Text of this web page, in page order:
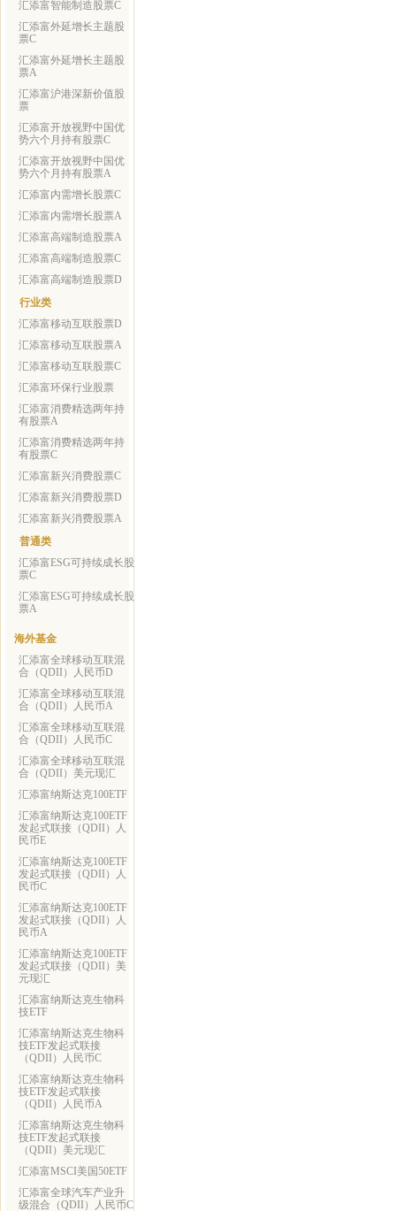
汇添富智能制造股票C
汇添富外延增长主题股
票C
汇添富外延增长主题股
票A
汇添富沪港深新价值股
票
汇添富开放视野中国优
势六个月持有股票C
汇添富开放视野中国优
势六个月持有股票A
汇添富内需增长股票C
汇添富内需增长股票A
汇添富高端制造股票A
汇添富高端制造股票C
汇添富高端制造股票D
行业类
汇添富移动互联股票D
汇添富移动互联股票A
汇添富移动互联股票C
汇添富环保行业股票
汇添富消费精选两年持
有股票A
汇添富消费精选两年持
有股票C
汇添富新兴消费股票C
汇添富新兴消费股票D
汇添富新兴消费股票A
普通类
汇添富ESG可持续成长股
票C
汇添富ESG可持续成长股
票A
海外基金
汇添富全球移动互联混
合（QDII）人民币D
汇添富全球移动互联混
合（QDII）人民币A
汇添富全球移动互联混
合（QDII）人民币C
汇添富全球移动互联混
合（QDII）美元现汇
汇添富纳斯达克100ETF
汇添富纳斯达克100ETF
发起式联接（QDII）人
民币E
汇添富纳斯达克100ETF
发起式联接（QDII）人
民币C
汇添富纳斯达克100ETF
发起式联接（QDII）人
民币A
汇添富纳斯达克100ETF
发起式联接（QDII）美
元现汇
汇添富纳斯达克生物科
技ETF
汇添富纳斯达克生物科
技ETF发起式联接
（QDII）人民币C
汇添富纳斯达克生物科
技ETF发起式联接
（QDII）人民币A
汇添富纳斯达克生物科
技ETF发起式联接
（QDII）美元现汇
汇添富MSCI美国50ETF
汇添富全球汽车产业升
级混合（QDII）人民币C